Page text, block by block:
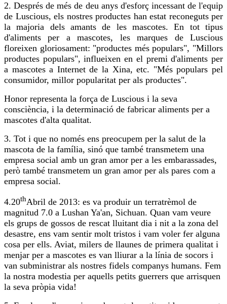
2. Després de més de deu anys d'esforç incessant de l'equip
de Luscious, els nostres productes han estat reconeguts per
la majoria dels amants de les mascotes. En tot tipus
d'aliments per a mascotes, les marques de Luscious
floreixen gloriosament: "productes més populars", "Millors
productes populars", influeixen en el premi d'aliments per
a mascotes a Internet de la Xina, etc. "Més populars pel
consumidor, millor popularitat per als productes".
Honor representa la força de Luscious i la seva
consciència, i la determinació de fabricar aliments per a
mascotes d'alta qualitat.
3. Tot i que no només ens preocupem per la salut de la
mascota de la família, sinó que també transmetem una
empresa social amb un gran amor per a les embarassades,
però també transmetem un gran amor per als pares com a
empresa social.
4.20thAbril de 2013: es va produir un terratrèmol de
magnitud 7.0 a Lushan Ya'an, Sichuan. Quan vam veure
els grups de gossos de rescat lluitant dia i nit a la zona del
desastre, ens vam sentir molt tristos i vam voler fer alguna
cosa per ells. Aviat, milers de llaunes de primera qualitat i
menjar per a mascotes es van lliurar a la línia de socors i
van subministrar als nostres fidels companys humans. Fem
la nostra modestia per aquells petits guerrers que arrisquen
la seva pròpia vida!